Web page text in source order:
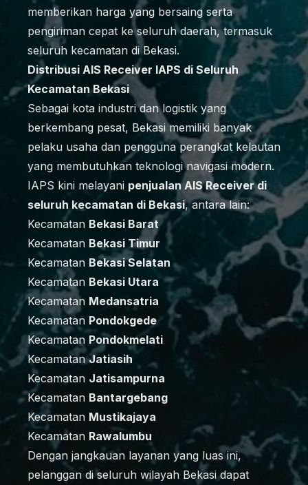
memberikan harga yang bersaing serta
pengiriman cepat ke seluruh daerah, termasuk
seluruh kecamatan di Bekasi.
Distribusi AIS Receiver IAPS di Seluruh
Kecamatan Bekasi
Sebagai kota industri dan logistik yang
berkembang pesat, Bekasi memiliki banyak
pelaku usaha dan pengguna perangkat kelautan
yang membutuhkan teknologi navigasi modern.
IAPS kini melayani penjualan AIS Receiver di
seluruh kecamatan di Bekasi, antara lain:
Kecamatan Bekasi Barat
Kecamatan Bekasi Timur
Kecamatan Bekasi Selatan
Kecamatan Bekasi Utara
Kecamatan Medansatria
Kecamatan Pondokgede
Kecamatan Pondokmelati
KecamatanJatiasih
Kecamatan Jatisampurna
Kecamatan Bantargebang
Kecamatan Mustikajaya
Kecamatan Rawalumbu
Dengan jangkauan layanan yang luas ini,
pelanggan di seluruh wilayah Bekasi dapat